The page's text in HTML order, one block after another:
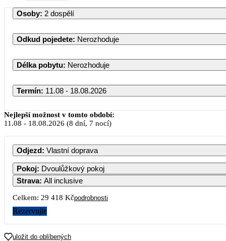
Osoby: 2 dospělí
Odkud pojedete: Nerozhoduje
Délka pobytu: Nerozhoduje
Termín: 11.08 - 18.08.2026
Nejlepší možnost v tomto období:
11.08 - 18.08.2026 (8 dní, 7 nocí)
Odjezd: Vlastní doprava
Pokoj: Dvoulůžkový pokoj
Strava: All inclusive
Celkem: 29 418 Kčpodrobnosti
Rezervujte
uložit do oblíbených